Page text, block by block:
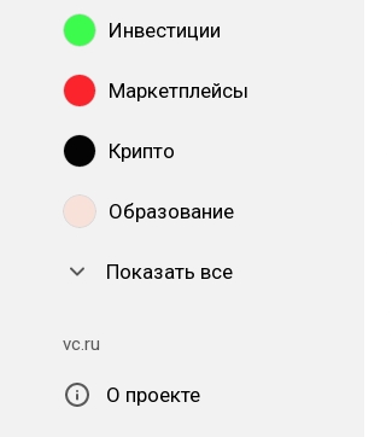
Инвестиции
Маркетплейсы
Крипто
Образование
Показать все
vc.ru
О проекте